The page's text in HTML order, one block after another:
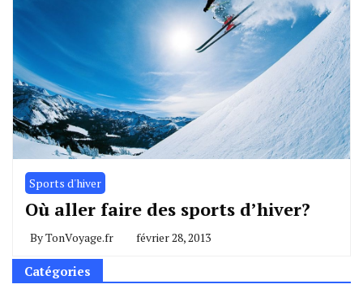
Sports d'hiver
Où aller faire des sports d’hiver?
ByTonVoyage.fr février 28, 2013
Catégories